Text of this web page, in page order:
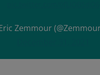
Zemmour